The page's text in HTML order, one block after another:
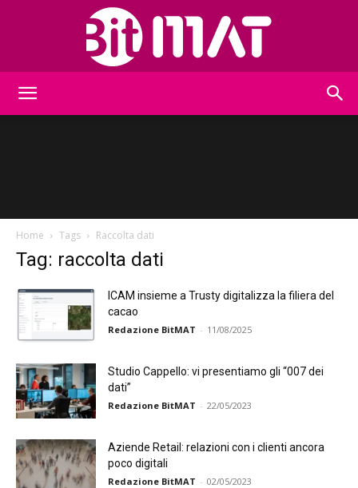
Home Tags Raccolta dati
Tag: raccolta dati
ICAM insieme a Trusty digitalizza la filiera del
cacao
Redazione BitMAT - 11/08/2025
Studio Cappello: vi presentiamo gli “007 dei
dati”
Redazione BitMAT - 22/05/2023
Aziende Retail: relazioni con i clienti ancora
poco digitali
Redazione BitMAT - 02/05/2023